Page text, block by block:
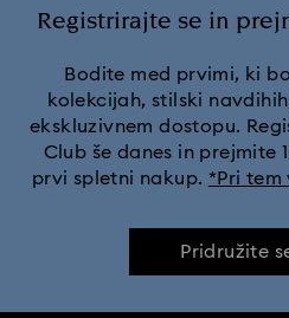
Registrirajte se in
Bodite med prvimi, ki
kolekcijah, stilski
ekskluzivnem dostopu.
Club še danes in prejmite
prvi spletni nakup. *Pri
Pridružite